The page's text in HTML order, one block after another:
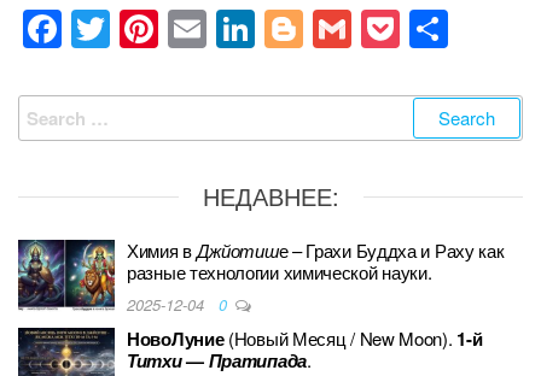
F
a
c
e
b
o
k
T
wi
tt
er
Pi
nt
er
e
st
E
m
ail
Li
n
k
e
dI
n
Bl
o
g
g
er
G
m
ail
P
o
ck
et
ar
e
Search
for:
НЕДАВНЕЕ:
Химия вДжйотише – Грахи Буддха и Раху как
разные технологии химической науки.
2025-12-04 0
НовоЛуние(Новый Месяц / New Moon). 1-й
Титхи—Пратипада.